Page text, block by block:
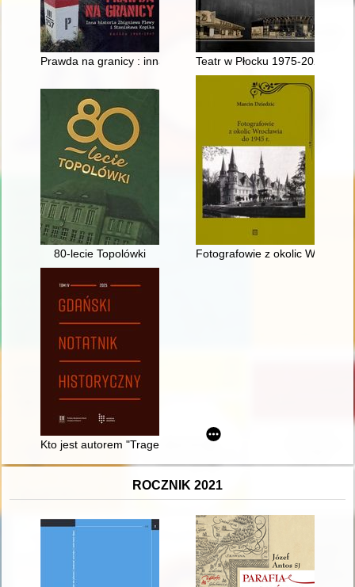
Prawda na granicy : inna historia Zbigniewa Plewy i
Teatr w Płocku 1975-2025
80-lecie Topolówki Fotografowie z okolic
Kto jest autorem "Tragedii o bogaczu i Łazarzu" z 1643 r.?
ROCZNIK 2021